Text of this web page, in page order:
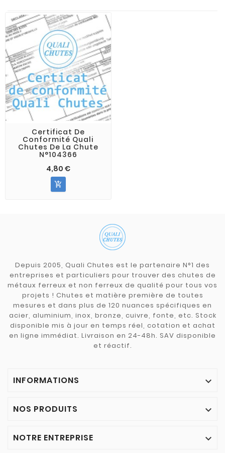
Certificat De
Conformité Quali
Chutes De La Chute
N°104366
4,80 €

Depuis 2005, Quali Chutes est le partenaire N°1 des
entreprises et particuliers pour trouver des chutes de
métaux ferreux et non ferreux de qualité pour tous vos
projets ! Chutes et matière première de toutes
mesures et dans plus de 120 nuances spécifiques en
acier, aluminium, inox, bronze, cuivre, fonte, etc. Stock
disponible mis à jour en temps réel, cotation et achat
en ligne immédiat. Livraison en 24-48h. SAV disponible
et réactif.
INFORMATIONS 
NOS PRODUITS 
NOTRE ENTREPRISE 